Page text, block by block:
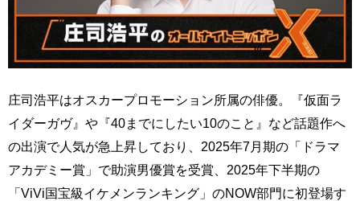
庄司浩平はオスカープロモーション所属の俳優。『仮面ラ
イダーガヴ』や『40までにしたい10のこと』など話題作へ
の出演で人気が急上昇しており、2025年7月期の「ドラマ
アカデミー賞」で助演男優賞を受賞、2025年下半期の
「ViVi国宝級イケメンランキング」のNOW部門に初登場す